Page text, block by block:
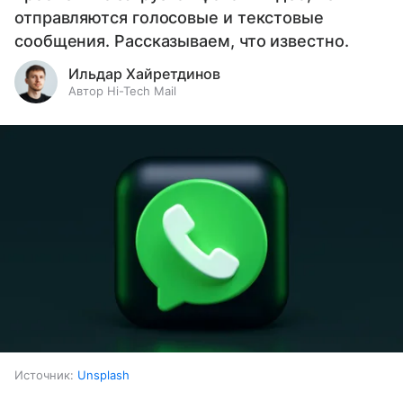
отправляются голосовые и текстовые
сообщения. Рассказываем, что известно.
Ильдар Хайретдинов
Автор Hi-Tech Mail
Источник: Unsplash